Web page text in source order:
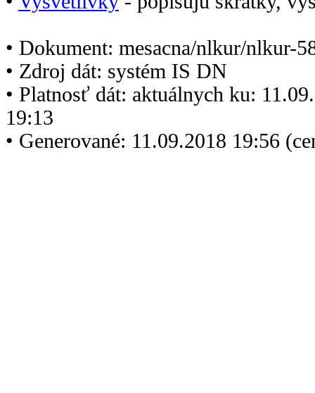
• Dokument: mesacna/nlkur/nlkur-
• Zdroj dát: systém IS DN
• Platnosť dát: aktuálnych ku:
19:13
• Generované: 11.09.2018 19:56